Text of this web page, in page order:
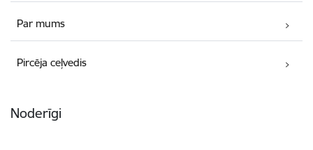
Par mums
Pircēja ceļvedis
Noderīgi